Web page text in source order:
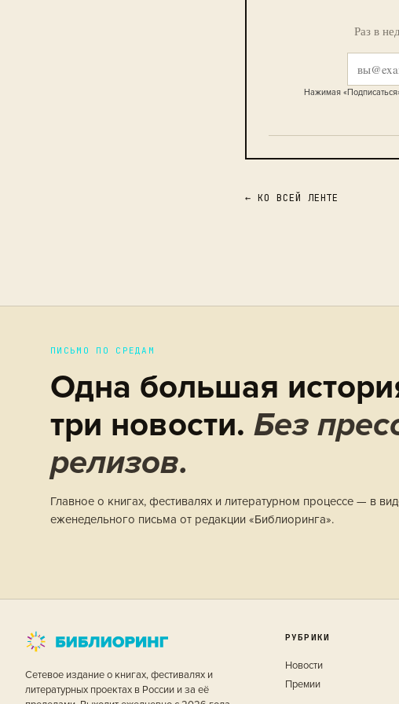
Раз в
Нажимая
← КО ВСЕЙ ЛЕНТЕ
ПИСЬМО ПО СРЕДАМ
Одна большая
три новости. Без
релизов.
Главное о книгах, фестивалях и литературном процессе — в
еженедельного письма от редакции «Библиоринга».
Сетевое издание о книгах, фестивалях и
литературных проектах в России и за её
РУБРИКИ
Новости
Премии